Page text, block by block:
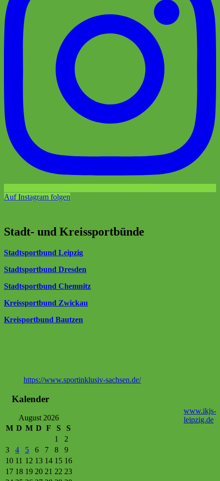
Auf Instagram folgen
Stadt- und Kreissportbünde
Stadtsportbund Leipzig
Stadtsportbund Dresden
Stadtsportbund Chemnitz
Kreissportbund Zwickau
Kreisportbund Bautzen
https://www.sportinklusiv-sachsen.de/
www.ikjs-
leipzig.de
Kalender
August 2026
M D M D F S
S
1
2
3
4 5 6 7 8
9
10 11 12 13 14 15 16
17 18 19 20 21 22 23